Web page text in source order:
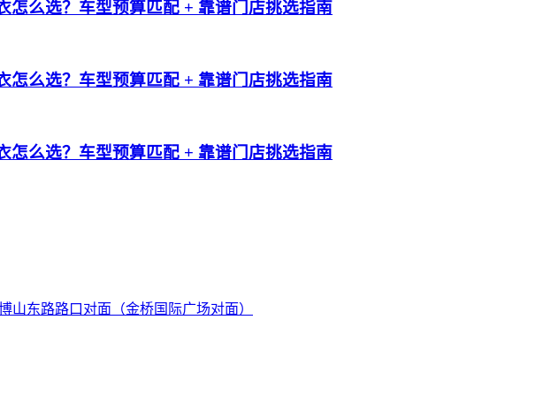
怎么选？车型预算匹配 + 靠谱门店挑选指南
怎么选？车型预算匹配 + 靠谱门店挑选指南
怎么选？车型预算匹配 + 靠谱门店挑选指南
山东路路口对面（金桥国际广场对面）